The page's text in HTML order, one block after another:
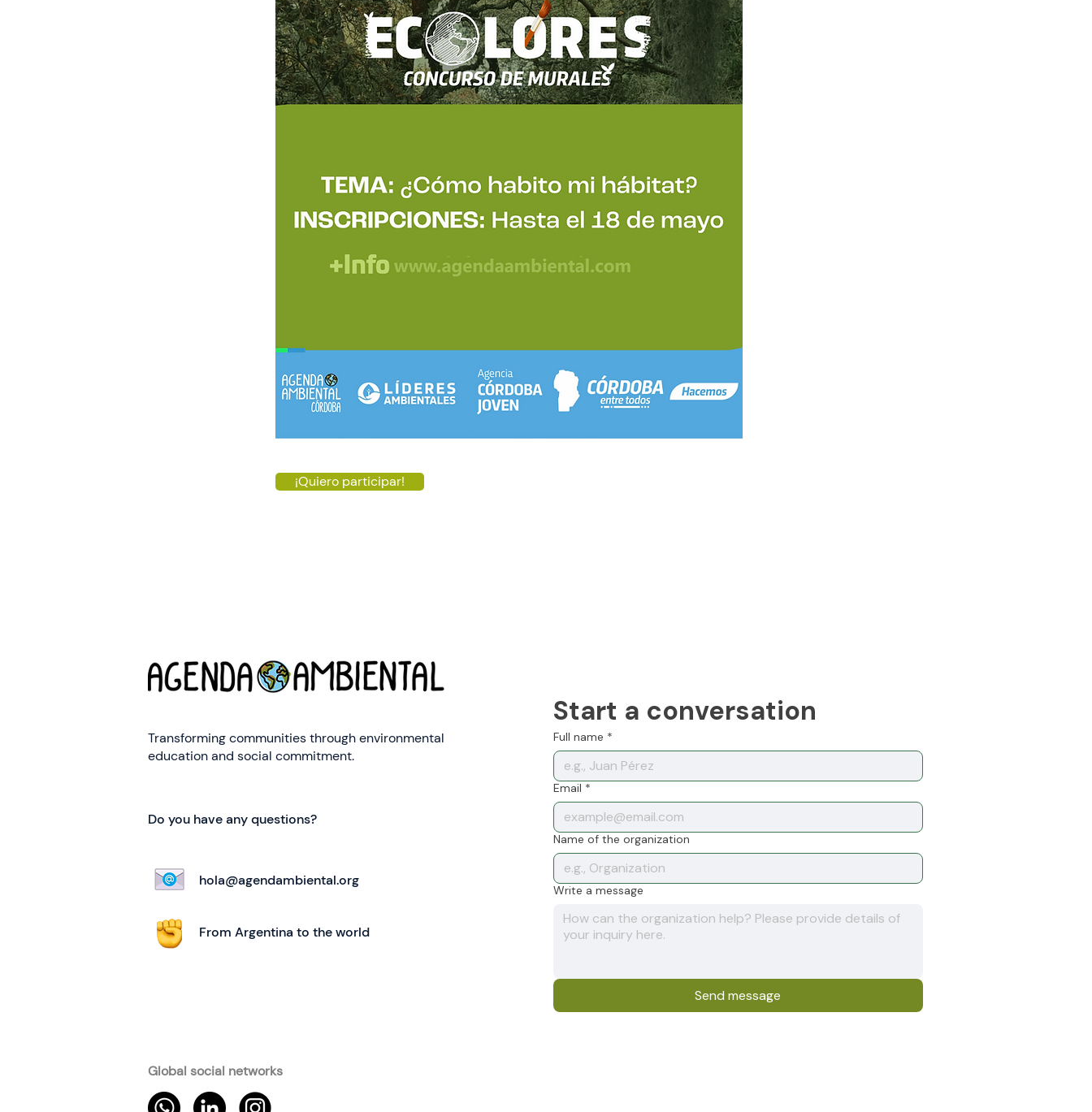
¡Quiero participar!
Transforming communities through environmental
education and social commitment.
Do you have any questions?
hola@agendambiental.org
From Argentina to the world
Global social networks
Start a conversation
Full name *
Email *
Name of the organization
Write a message
Send message